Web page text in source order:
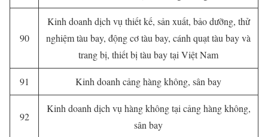
90
Kinh doanh dịch vụ thiết kế, sản xuất, bảo dưỡng, thử
nghiệm tàu bay, động cơ tàu bay, cánh quạt tàu bay và
trang bị, thiết bị tàu bay tại Việt Nam
91 Kinh doanh cảng hàng không, sân bay
92
Kinh doanh dịch vụ hàng không tại cảng hàng không,
sân bay